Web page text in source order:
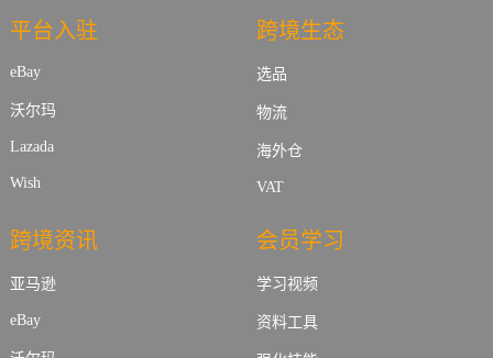
平台入驻
eBay
沃尔玛
Lazada
Wish
跨境生态
选品
物流
海外仓
VAT
跨境资讯
亚马逊
eBay
会员学习
学习视频
资料工具